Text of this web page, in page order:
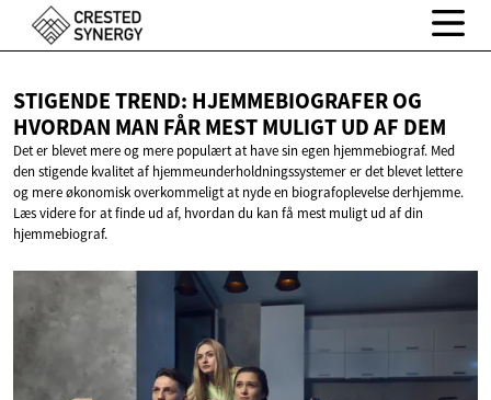
STIGENDE TREND: HJEMMEBIOGRAFER OG
HVORDAN MAN FÅR MEST MULIGT UDAF DEM
Det er blevet mere og mere populært at have sin egen hjemmebiograf. Med
den stigende kvalitet af hjemmeunderholdningssystemer er det blevet lettere
og mere økonomisk overkommeligt at nyde en biografoplevelse derhjemme.
Læs videre for at finde ud af, hvordan du kan få mest muligt ud af din
hjemmebiograf.